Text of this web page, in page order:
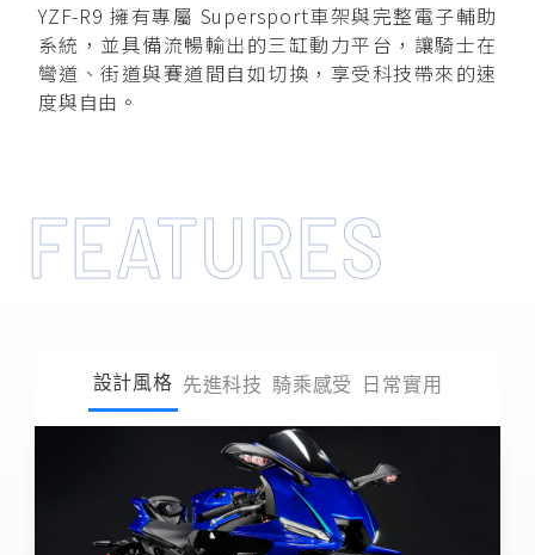
YZF-R9 擁有專屬 Supersport車架與完整電子輔助
系統，並具備流暢輸出的三缸動力平台，讓騎士在
彎道、街道與賽道間自如切換，享受科技帶來的速
度與自由。
FEATURES
設計風格 先進科技 騎乘感受 日常實用